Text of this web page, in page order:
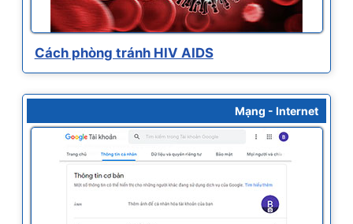
Cách phòng tránh HIV AIDS
Mạng - Internet